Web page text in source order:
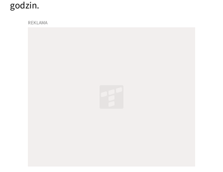
godzin.